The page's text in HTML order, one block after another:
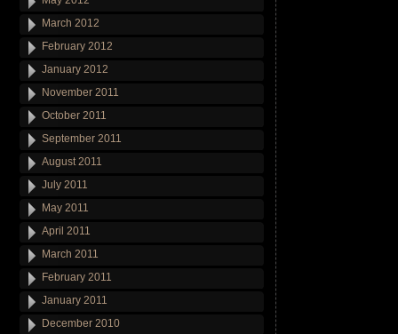
March 2012
February 2012
January 2012
November 2011
October 2011
September 2011
August 2011
July 2011
May 2011
April 2011
March 2011
February 2011
January 2011
December 2010